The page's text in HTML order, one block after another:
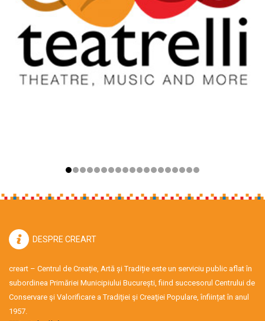
DESPRE CREART
creart – Centrul de Creație, Artă și Tradiție este un serviciu public aflat în
subordinea Primăriei Municipiului București, fiind succesorul Centrului de
Conservare şi Valorificare a Tradiţiei şi Creaţiei Populare, înființat în anul
1957.